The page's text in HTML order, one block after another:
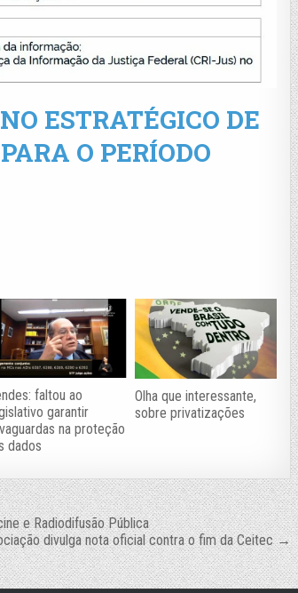
ESTRATÉGICO DE
O PERÍODO
faltou ao
garantir
na proteção
dados
Olha que interessante,
sobre privatizações
e Radiodifusão Pública
divulga nota oficial contra o fim da Ceitec →